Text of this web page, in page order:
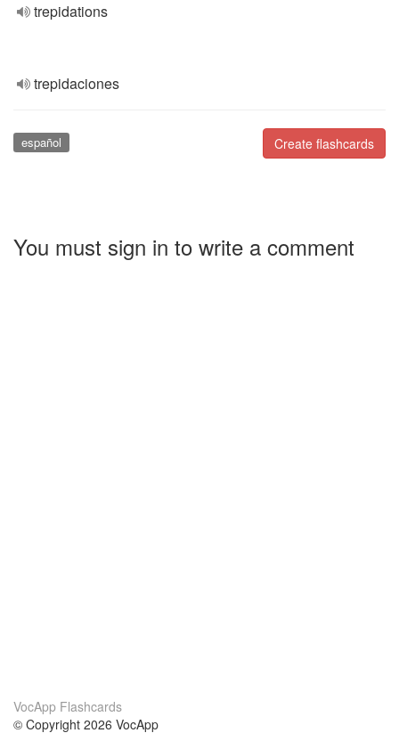
trepidations
trepidaciones
Create flashcards
español
You must sign in to write a comment
VocApp Flashcards
© Copyright 2026 VocApp